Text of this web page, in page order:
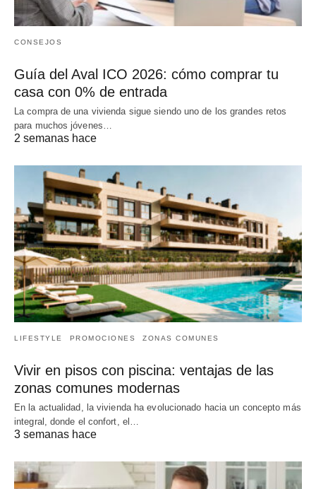
CONSEJOS
Guía del Aval ICO 2026: cómo comprar tu
casa con 0% de entrada
La compra de una vivienda sigue siendo uno de los grandes retos
para muchos jóvenes…
2 semanas hace
LIFESTYLE PROMOCIONES ZONAS COMUNES
Vivir en pisos con piscina: ventajas de las
zonas comunes modernas
En la actualidad, la vivienda ha evolucionado hacia un concepto más
integral, donde el confort, el…
3 semanas hace